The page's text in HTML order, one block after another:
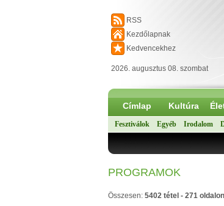
RSS
Kezdőlapnak
Kedvencekhez
2026. augusztus 08. szombat
Címlap Kultúra
Fesztiválok Egyéb Irodalom
PROGRAMOK
Összesen: 5402 tétel - 271 oldalon